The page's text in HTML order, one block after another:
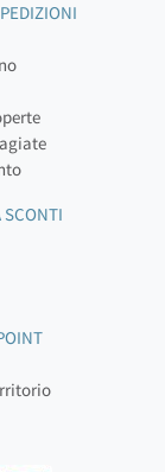
SCONTI